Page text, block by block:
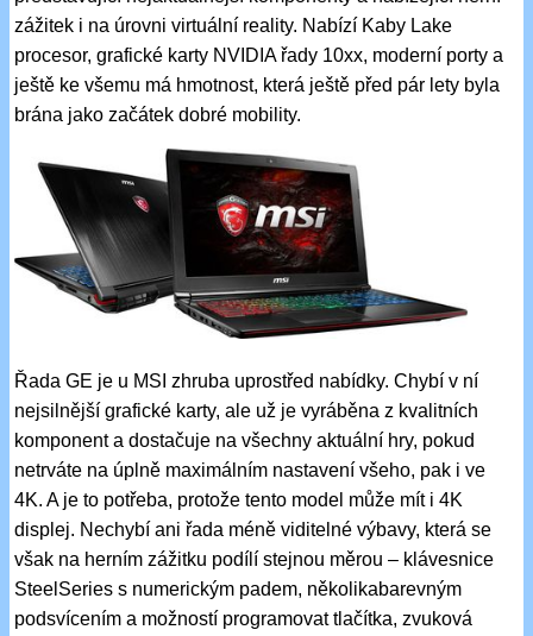
zážitek i na úrovni virtuální reality. Nabízí Kaby Lake
procesor, grafické karty NVIDIA řady 10xx, moderní porty a
ještě ke všemu má hmotnost, která ještě před pár lety byla
brána jako začátek dobré mobility.
Řada GE je u MSI zhruba uprostřed nabídky. Chybí v ní
nejsilnější grafické karty, ale už je vyráběna z kvalitních
komponent a dostačuje na všechny aktuální hry, pokud
netrváte na úplně maximálním nastavení všeho, pak i ve
4K. A je to potřeba, protože tento model může mít i 4K
displej. Nechybí ani řada méně viditelné výbavy, která se
však na herním zážitku podílí stejnou měrou – klávesnice
SteelSeries s numerickým padem, několikabarevným
podsvícením a možností programovat tlačítka, zvuková